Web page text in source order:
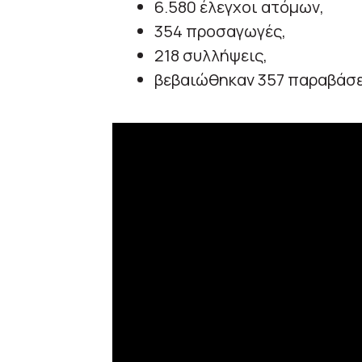
6.580 έλεγχοι ατόμων,
354 προσαγωγές,
218 συλλήψεις,
βεβαιώθηκαν 357